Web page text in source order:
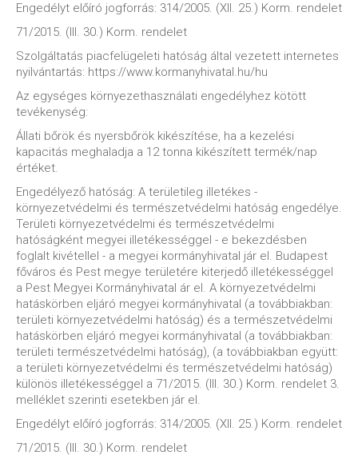
Engedélyt előíró jogforrás: 314/2005. (XII. 25.) Korm. rendelet
71/2015. (III. 30.) Korm. rendelet
Szolgáltatás piacfelügeleti hatóság által vezetett internetes
nyilvántartás: https://www.kormanyhivatal.hu/hu
Az egységes környezethasználati engedélyhez kötött
tevékenység:
Állati bőrök és nyersbőrök kikészítése, ha a kezelési
kapacitás meghaladja a 12 tonna kikészített termék/nap
értéket.
Engedélyező hatóság: A területileg illetékes -
környezetvédelmi és természetvédelmi hatóság engedélye.
Területi környezetvédelmi és természetvédelmi
hatóságként megyei illetékességgel - e bekezdésben
foglalt kivétellel - a megyei kormányhivatal jár el. Budapest
főváros és Pest megye területére kiterjedő illetékességgel
a Pest Megyei Kormányhivatal ár el. A környezetvédelmi
hatáskörben eljáró megyei kormányhivatal (a továbbiakban:
területi környezetvédelmi hatóság) és a természetvédelmi
hatáskörben eljáró megyei kormányhivatal (a továbbiakban:
területi természetvédelmi hatóság), (a továbbiakban együtt:
a területi környezetvédelmi és természetvédelmi hatóság)
különös illetékességgel a 71/2015. (III. 30.) Korm. rendelet 3.
melléklet szerinti esetekben jár el.
Engedélyt előíró jogforrás: 314/2005. (XII. 25.) Korm. rendelet
71/2015. (III. 30.) Korm. rendelet